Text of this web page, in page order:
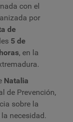
con el
por
de
5 de
, en la
Natalia
de Prevención,
sobre la
necesidad.